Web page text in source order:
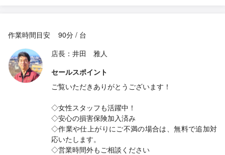
作業時間目安
90分 / 台
店長：井田 雅人
セールスポイント
ご覧いただきありがとうございます！
◇女性スタッフも活躍中！
◇安心の損害保険加入済み
◇作業や仕上がりにご不満の場合は、無料で追加対
応いたします。
◇営業時間外もご相談ください